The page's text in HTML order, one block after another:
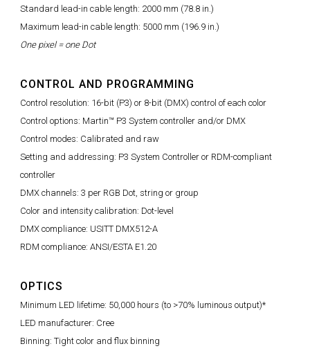
Standard lead-in cable length: 2000 mm (78.8 in.)
Maximum lead-in cable length: 5000 mm (196.9 in.)
One pixel = one Dot
CONTROL AND PROGRAMMING
Control resolution: 16-bit (P3) or 8-bit (DMX) control of each color
Control options: Martin™ P3 System controller and/or DMX
Control modes: Calibrated and raw
Setting and addressing: P3 System Controller or RDM-compliant
controller
DMX channels: 3 per RGB Dot, string or group
Color and intensity calibration: Dot-level
DMX compliance: USITT DMX512-A
RDM compliance: ANSI/ESTA E1.20
OPTICS
Minimum LED lifetime: 50,000 hours (to >70% luminous output)*
LED manufacturer: Cree
Binning: Tight color and flux binning